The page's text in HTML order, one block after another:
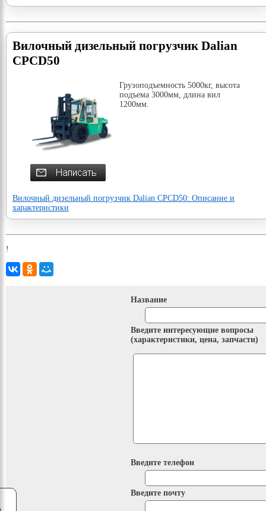
Вилочный дизельный погрузчик Dalian
CPCD50
Грузоподъемность 5000кг, высота
подъема 3000мм, длина вил
1200мм.
Вилочный дизельный погрузчик Dalian CPCD50: Описание и
характеристики
!
Название
Введите интересующие вопросы
(характеристики, цена, запчасти)
Введите телефон
Введите почту